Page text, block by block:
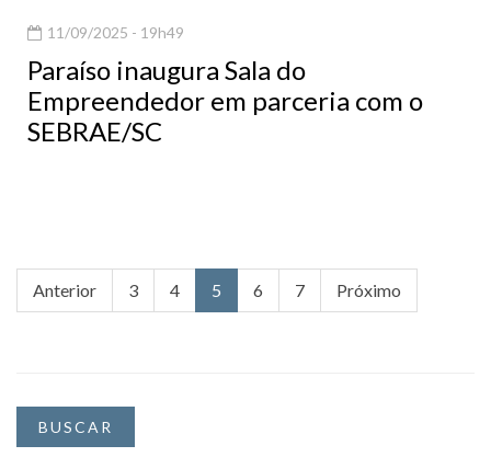
11/09/2025 - 19h49
Paraíso inaugura Sala do
Empreendedor em parceria com o
SEBRAE/SC
Anterior 3 4 5 6 7 Próximo
BUSCAR